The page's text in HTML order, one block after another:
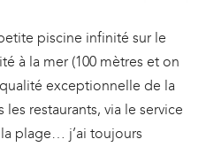
piscine infinité sur le
à la mer (100 mètres et on
exceptionnelle de la
restaurants, via le service
plage… j’ai toujours